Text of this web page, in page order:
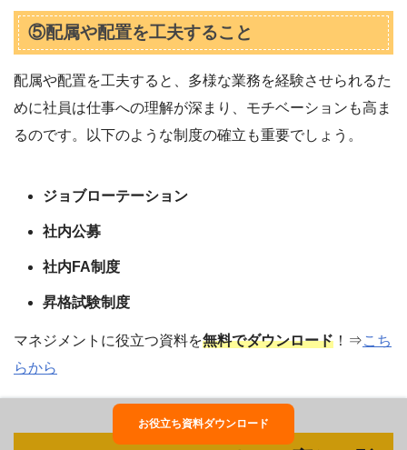
⑤配属や配置を工夫すること
配属や配置を工夫すると、多様な業務を経験させられるた
めに社員は仕事への理解が深まり、モチベーションも高ま
るのです。以下のような制度の確立も重要でしょう。
ジョブローテーション
社内公募
社内FA制度
昇格試験制度
マネジメントに役立つ資料を無料でダウンロード ！⇒こち
らから
お役立ち資料ダウンロード